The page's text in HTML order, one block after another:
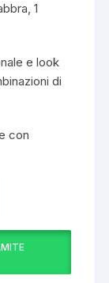
1
e look
di
con